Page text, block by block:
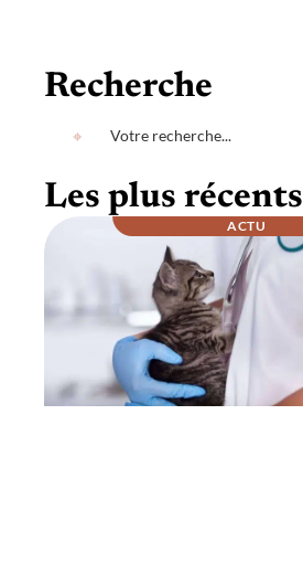
Recherche
Les plus récents
ACTU